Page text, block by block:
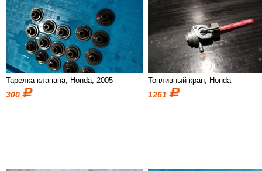
Тарелка клапана, Honda, 2005
300
Топливный кран, Honda
1261